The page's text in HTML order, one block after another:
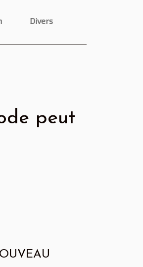
Divers
peut